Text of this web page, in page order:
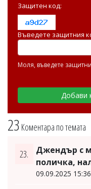
23 Коментара по темата
23.
Джендър с
поличка,
09.09.2025
Защитен код:
Въведете защитния
Моля, въведете